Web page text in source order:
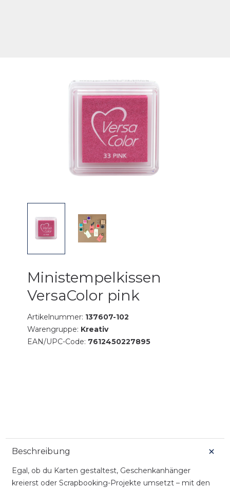
Ministempelkissen
VersaColor pink
Artikelnummer: 137607-102
Warengruppe: Kreativ
EAN/UPC-Code: 7612450227895
Beschreibung
Egal, ob du Karten gestaltest, Geschenkanhänger
kreierst oder Scrapbooking-Projekte umsetzt – mit den